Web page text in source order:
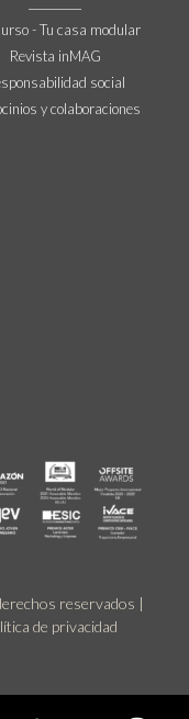
- Tu casa modular
Revista inMAG
social
y colaboraciones
reservados |
de privacidad